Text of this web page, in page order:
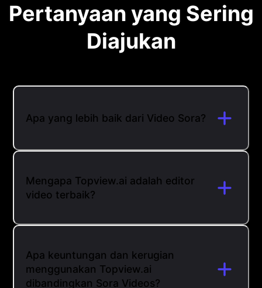
Pertanyaan yang Sering
Diajukan
Apa yang lebih baik dari Video Sora?
Mengapa Topview.ai adalah editor
video terbaik?
Apa keuntungan dan kerugian
menggunakan Topview.ai
dibandingkan Sora Videos?